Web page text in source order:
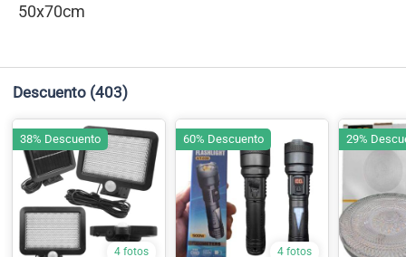
50x70cm
Descuento (403)
4 fotos
38% Descuento
4 fotos
60% Descuento 29%